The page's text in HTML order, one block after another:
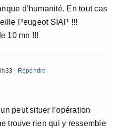
d’humanité. En tout cas
Peugeot SIAP !!!
10 mn !!!
- Répondre
peut situer l’opération
trouve rien qui y ressemble